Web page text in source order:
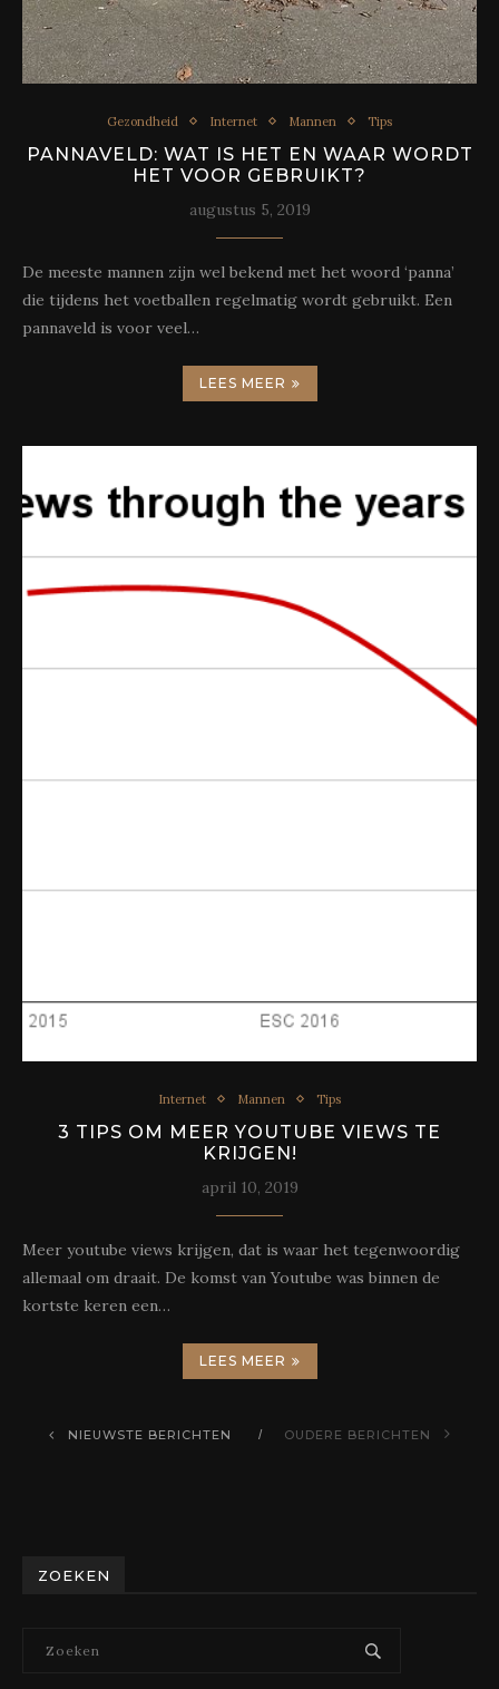
Gezondheid Internet Mannen Tips
PANNAVELD: WAT IS HET EN WAAR WORDT
HET VOOR GEBRUIKT?
augustus 5, 2019
De meeste mannen zijn wel bekend met het woord ‘panna’
die tijdens het voetballen regelmatig wordt gebruikt. Een
pannaveld is voor veel…
LEES MEER
Internet Mannen Tips
3 TIPS OM MEER YOUTUBE VIEWS TE
KRIJGEN!
april 10, 2019
Meer youtube views krijgen, dat is waar het tegenwoordig
allemaal om draait. De komst van Youtube was binnen de
kortste keren een…
LEES MEER
NIEUWSTE BERICHTEN OUDERE BERICHTEN
ZOEKEN